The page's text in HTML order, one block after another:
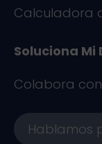
Calculadora
Soluciona Mi
Colabora
Hablamos